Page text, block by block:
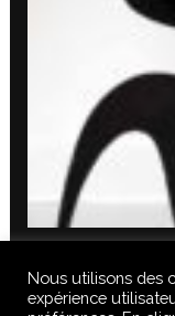
Nous utilisons des
expérience